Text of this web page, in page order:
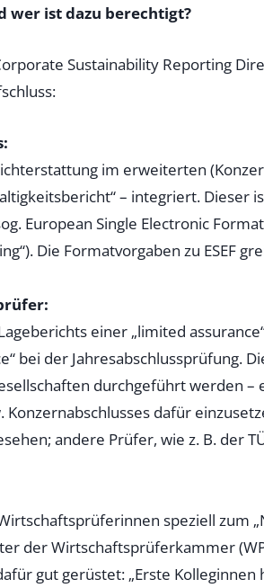
wer ist dazu berechtigt?
Sustainability Reporting
im erweiterten
– integriert. Dieser
European Single Electronic Format
Die Formatvorgaben zu ESEF
einer „limited
bei der Jahresabschlussprüfung.
durchgeführt werden –
dafür
andere Prüfer, wie z. B. der
speziell zum
der Wirtschaftsprüferkammer
gut gerüstet: „Erste